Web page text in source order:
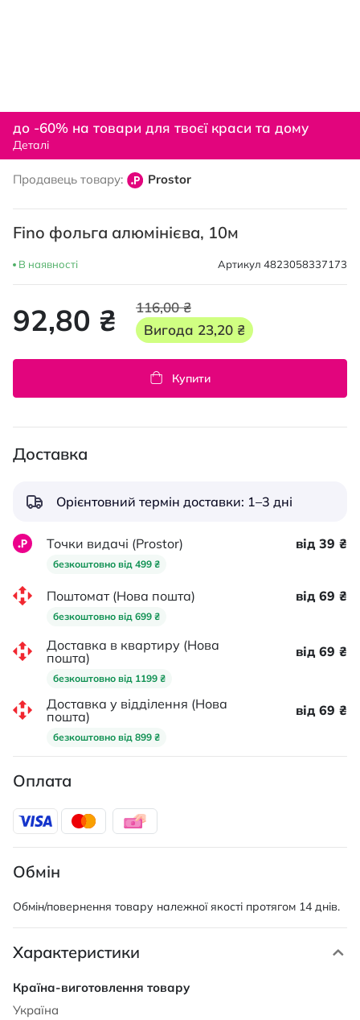
початку
галереї
до -60% на товари для твоєї краси та дому
Деталі
Продавець товару: Prostor
Fino фольга алюмінієва, 10м
В наявності Артикул 4823058337173
92,80 ₴
116,00 ₴
Вигода 23,20 ₴
Купити
Доставка
Орієнтовний термін доставки: 1–3 дні
Точки видачі (Prostor)
безкоштовно від 499 ₴
від 39 ₴
Поштомат (Нова пошта)
безкоштовно від 699 ₴
від 69 ₴
Доставка в квартиру (Нова
пошта)
безкоштовно від 1199 ₴
від 69 ₴
Доставка у відділення (Нова
пошта)
безкоштовно від 899 ₴
від 69 ₴
Оплата
Обмін
Обмін/повернення товару належної якості протягом 14 днів.
Характеристики
Характеристики
Україна